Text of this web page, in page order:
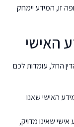
זו, המידע יימחק
הגנת הפרטיות, התשמ"א-1981, והדין החל, עומדות לכם
האישי שאנו
שאינו מדויק,